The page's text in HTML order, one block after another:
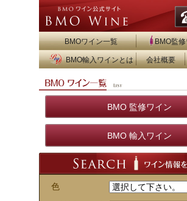
BMOワイン一覧 BMO監
BMO輸入ワインとは 会社概要
BMO 監修ワイン
BMO 輸入ワイン
色